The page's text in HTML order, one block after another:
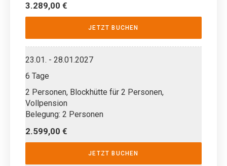
3.289,00 €
JETZT BUCHEN
23.01. - 28.01.2027
6 Tage
2 Personen, Blockhütte für 2 Personen,
Vollpension
Belegung: 2 Personen
2.599,00 €
JETZT BUCHEN